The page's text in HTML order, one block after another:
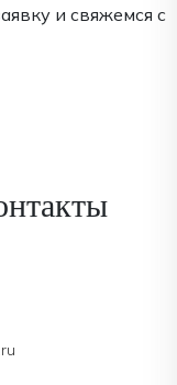
и свяжемся с